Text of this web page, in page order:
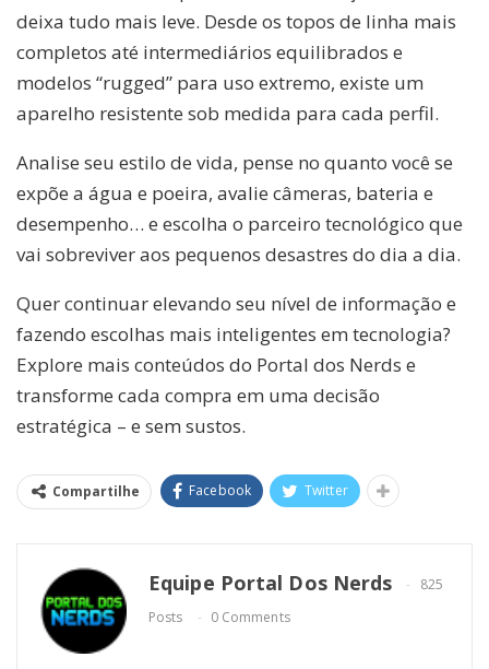
deixa tudo mais leve. Desde os topos de linha mais
completos até intermediários equilibrados e
modelos “rugged” para uso extremo, existe um
aparelho resistente sob medida para cada perfil.
Analise seu estilo de vida, pense no quanto você se
expõe a água e poeira, avalie câmeras, bateria e
desempenho… e escolha o parceiro tecnológico que
vai sobreviver aos pequenos desastres do dia a dia.
Quer continuar elevando seu nível de informação e
fazendo escolhas mais inteligentes em tecnologia?
Explore mais conteúdos do Portal dos Nerds e
transforme cada compra em uma decisão
estratégica – e sem sustos.
Compartilhe Facebook Twitter
Equipe Portal Dos Nerds
825
Posts
0 Comments